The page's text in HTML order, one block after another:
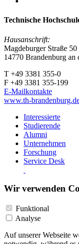
Technische
Hausanschrift:
Magdeburger Straße 50
14770 Brandenburg an
T +49 3381 355-0
F +49 3381 355-199
E-Mailkontakte
www.th-
Interessierte
Studierende
Alumni
Unternehmen
Forschung
Service Desk
Wir verwenden
Funktional
Analyse
Auf unserer Webseite